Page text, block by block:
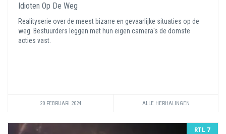
Idioten Op De Weg
Realityserie over de meest bizarre en gevaarlijke situaties op de
weg. Bestuurders leggen met hun eigen camera's de domste
acties vast.
20 FEBRUARI 2024 ALLE HERHALINGEN
RTL 7